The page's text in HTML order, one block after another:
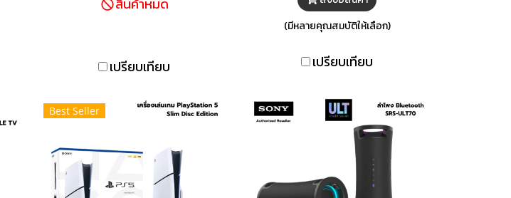
SSD ความเร็วสูงพิเศษที่ช่วยให้
ที่ราบรื่นและลื่นไหลด้วยการ
บนจอแสดงผล 4K ให้คุณตื่น
ตาตื่นใจกับกราฟิกอันน่าทึ่งและ
สินค้าหมด
เปรียบเทียบ
Enhancement Engine ให้
เสียงที่ใกล้เคียงกับต้นฉบับได้
แบตเตอรี่ยาวนานสูงสุด 50
รวดเร็ว
(มีหลายคุณสมบัติให้เลือก)
เปรียบเทียบ
Best Seller